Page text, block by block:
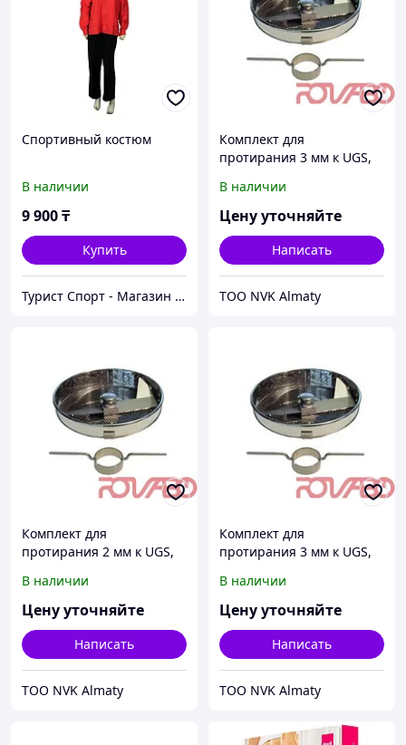
Спортивный костюм
В наличии
9 900₸
Купить
Турист Спорт - Магазин спортивных товаров
Комплект для
протирания 3 мм к UGS,
В наличии
Цену уточняйте
Написать
ТОО NVK Almaty
Комплект для
протирания 2 мм к UGS,
В наличии
Цену уточняйте
Написать
ТОО NVK Almaty
Комплект для
протирания 3 мм к UGS,
В наличии
Цену уточняйте
Написать
ТОО NVK Almaty